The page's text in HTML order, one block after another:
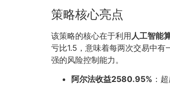
策略核心亮点
该策略的核心在于利用 人工智能
亏比1.5，意味着每两次交易中有
强的风险控制能力。
阿尔法收益2580.95% ：